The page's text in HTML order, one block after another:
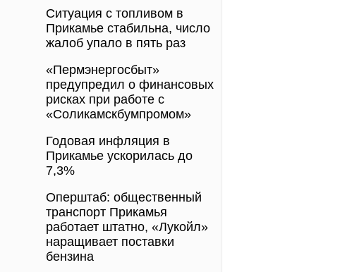
Ситуация с топливом в
Прикамье стабильна, число
жалоб упало в пять раз
«Пермэнергосбыт»
предупредил о финансовых
рисках при работе с
«Соликамскбумпромом»
Годовая инфляция в
Прикамье ускорилась до
7,3%
Оперштаб: общественный
транспорт Прикамья
работает штатно, «Лукойл»
наращивает поставки
бензина